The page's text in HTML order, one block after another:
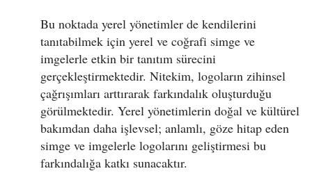
Bu noktada yerel yönetimler de kendilerini
tanıtabilmek için yerel ve coğrafi simge ve
imgelerle etkin bir tanıtım sürecini
gerçekleştirmektedir. Nitekim, logoların zihinsel
çağrışımları arttırarak farkındalık oluşturduğu
görülmektedir. Yerel yönetimlerin doğal ve kültürel
bakımdan daha işlevsel; anlamlı, göze hitap eden
simge ve imgelerle logolarını geliştirmesi bu
farkındalığa katkı sunacaktır.